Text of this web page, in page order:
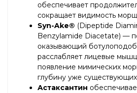
обеспечивает
сокращает видимость
Syn-Ake® (Dipeptide
Benzylamide Diacetate) —
оказывающий
расслабляет лицевые
появление мимических
глубину уже
Астаксантин